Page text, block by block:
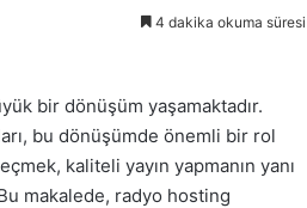
4 dakika okuma süresi
bir dönüşüm yaşamaktadır.
bu dönüşümde önemli bir rol
kaliteli yayın yapmanın yanı
makalede, radyo hosting